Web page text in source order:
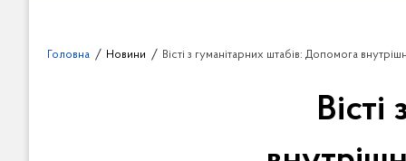
Головна Новини Вісті з гуманітарних штабів: Допомога внутрішньо